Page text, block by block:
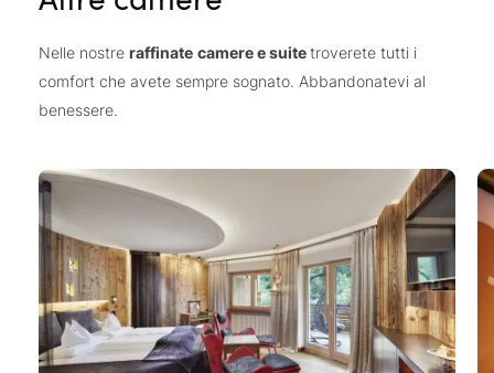
Nelle nostre raffinate camere e suitetroverete tutti i
comfort che avete sempre sognato. Abbandonatevi al
benessere.